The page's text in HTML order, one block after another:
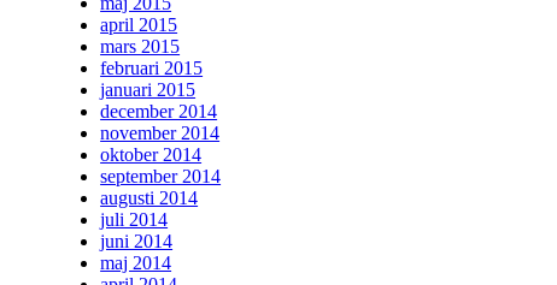
april 2015
mars 2015
februari 2015
januari 2015
december 2014
november 2014
oktober 2014
september 2014
augusti 2014
juli 2014
juni 2014
maj 2014